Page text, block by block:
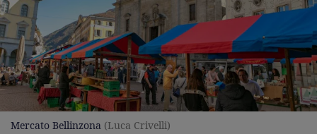
Mercato Bellinzona (Luca Crivelli)